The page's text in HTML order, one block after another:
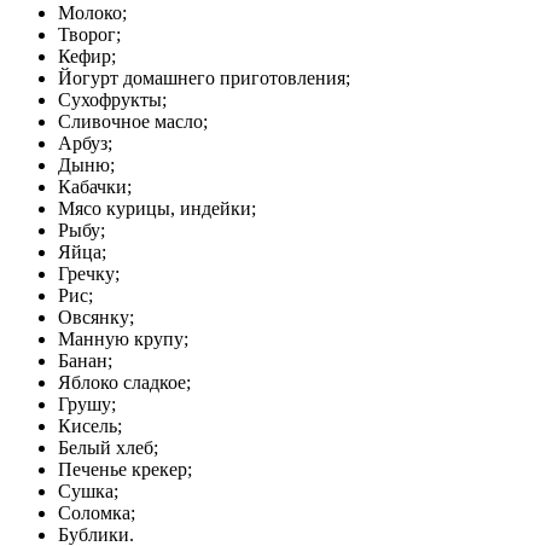
Молоко;
Творог;
Кефир;
Йогурт домашнего приготовления;
Сухофрукты;
Сливочное масло;
Арбуз;
Дыню;
Кабачки;
Мясо курицы, индейки;
Рыбу;
Яйца;
Гречку;
Рис;
Овсянку;
Манную крупу;
Банан;
Яблоко сладкое;
Грушу;
Кисель;
Белый хлеб;
Печенье крекер;
Сушка;
Соломка;
Бублики.